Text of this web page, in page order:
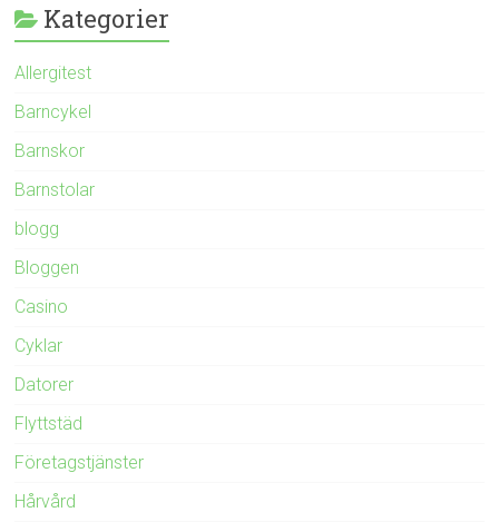
Kategorier
Allergitest
Barncykel
Barnskor
Barnstolar
blogg
Bloggen
Casino
Cyklar
Datorer
Flyttstäd
Företagstjänster
Hårvård